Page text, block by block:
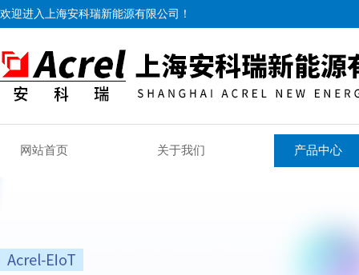
欢迎进入上海安科瑞新能源有限公司！
网站首页 关于我们 产品中心